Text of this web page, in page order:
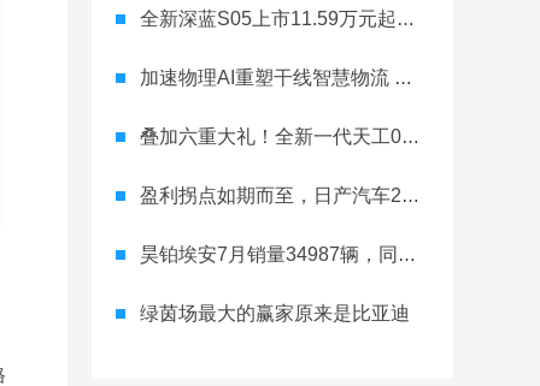
全新深蓝S05上市11.59万元起，全球时尚激光智能SUV全面进阶
加速物理AI重塑干线智慧物流 智加科技战略合作图达通
叠加六重大礼！全新一代天工08 670 Max上市限时价17.99万元
盈利拐点如期而至，日产汽车26财年一季度财报释放稳健增长信号
昊铂埃安7月销量34987辆，同比增长31.74%，全新Ray系列蓄势待发
绿茵场最大的赢家原来是比亚迪